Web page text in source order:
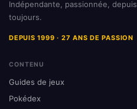
Indépendante, passionnée, depuis
toujours.
DEPUIS 1999 · 27 ANS DE PASSION
CONTENU
Guides de jeux
Pokédex